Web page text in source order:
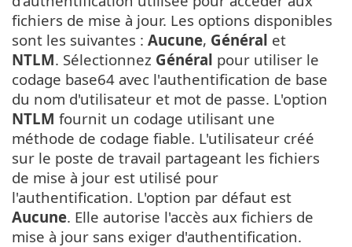
fichiers de mise à jour. Les options disponibles
sont les suivantes : Aucune, Général et
NTLM. Sélectionnez Général pour utiliser le
codage base64 avec l'authentification de base
du nom d'utilisateur et mot de passe. L'option
NTLM fournit un codage utilisant une
méthode de codage fiable. L'utilisateur créé
sur le poste de travail partageant les fichiers
de mise à jour est utilisé pour
l'authentification. L'option par défaut est
Aucune. Elle autorise l'accès aux fichiers de
mise à jour sans exiger d'authentification.